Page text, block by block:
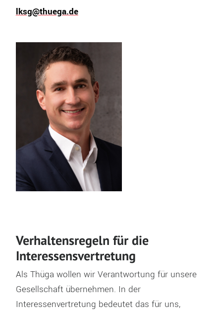
lksg@thuega.de
Verhaltensregeln für die
Interessensvertretung
Als Thüga wollen wir Verantwortung für unsere
Gesellschaft übernehmen. In der
Interessenvertretung bedeutet das für uns,